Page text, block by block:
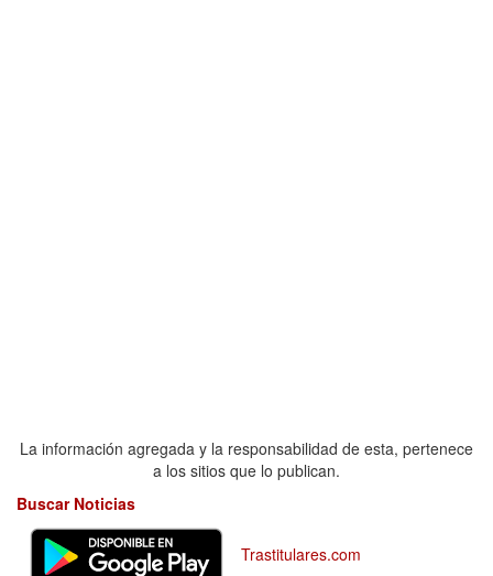
La información agregada y la responsabilidad de esta, pertenece
a los sitios que lo publican.
Buscar Noticias
Trastitulares.com